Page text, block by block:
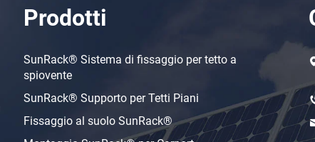
Prodotti
SunRack® Sistema di fissaggio per tetto a
spiovente
SunRack® Supporto per Tetti Piani
Fissaggio al suolo SunRack®